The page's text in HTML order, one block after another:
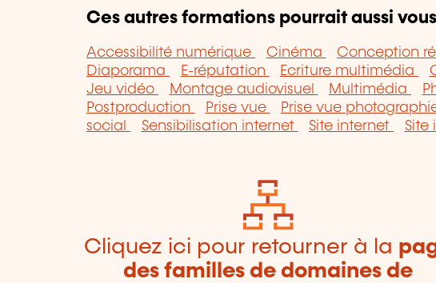
Ces autres formations pourrait aussi
Accessibilité numérique Cinéma Conception
Diaporama
E-réputation Ecriture multimédia
Jeu vidéo
Montage audiovisuel Multimédia
Postproduction
Prise vue Prise vue
social
Sensibilisation internet Site internet Site
Cliquez ici pour retourner à la
des familles de domaines de